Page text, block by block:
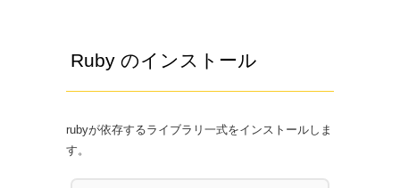
Ruby のインストール
rubyが依存するライブラリ一式をインストールしま
す。